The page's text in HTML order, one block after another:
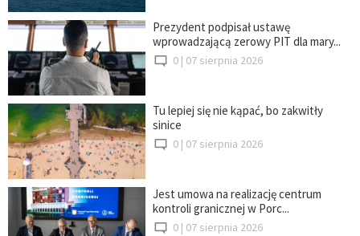
Prezydent podpisał ustawę
wprowadzającą zerowy PIT dla mary...
0 | 07 sierpnia 2026
Tu lepiej się nie kąpać, bo zakwitły
sinice
0 | 07 sierpnia 2026
Jest umowa na realizację centrum
kontroli granicznej w Porc...
0 | 07 sierpnia 2026